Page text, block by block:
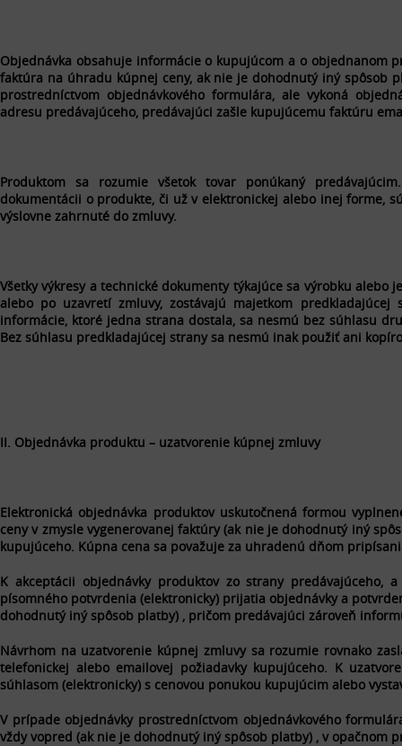
Objednávka obsahuje informácie o kupujúcom a o objednanom
faktúra na úhradu kúpnej ceny, ak nie je dohodnutý iný spôsob
prostredníctvom objednávkového formulára, ale vykoná
adresu predávajúceho, predávajúci zašle kupujúcemu faktúru
Produktom sa rozumie všetok tovar ponúkaný
dokumentácii o produkte, či už v elektronickej alebo inej forme,
výslovne zahrnuté do zmluvy.
Všetky výkresy a technické dokumenty týkajúce sa výrobku
alebo po uzavretí zmluvy, zostávajú majetkom predkladajúcej
informácie, ktoré jedna strana dostala, sa nesmú bez súhlasu
Bez súhlasu predkladajúcej strany sa nesmú inak použiť ani
II. Objednávka produktu – uzatvorenie kúpnej zmluvy
Elektronická objednávka produktov uskutočnená formou
ceny v zmysle vygenerovanej faktúry (ak nie je dohodnutý iný
kupujúceho. Kúpna cena sa považuje za uhradenú dňom
K akceptácii objednávky produktov zo strany predávajúceho,
písomného potvrdenia (elektronicky) prijatia objednávky a
dohodnutý iný spôsob platby) , pričom predávajúci zároveň
Návrhom na uzatvorenie kúpnej zmluvy sa rozumie rovnako
telefonickej alebo emailovej požiadavky kupujúceho. K
súhlasom (elektronicky) s cenovou ponukou kupujúcim alebo
V prípade objednávky prostredníctvom objednávkového
vždy vopred (ak nie je dohodnutý iný spôsob platby) , v opačnom